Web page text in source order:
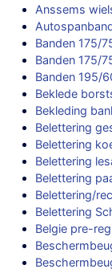
Anssems
Banden 175/
Banden 175/
Banden 195/
Beklede
Bekleding
Belettering
Belettering
Belettering
Belettering
Belettering/
Belettering
Belgie pre-